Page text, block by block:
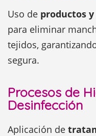
Uso de productos
para eliminar
tejidos,
segura.
Procesos de
Desinfección
Aplicación de